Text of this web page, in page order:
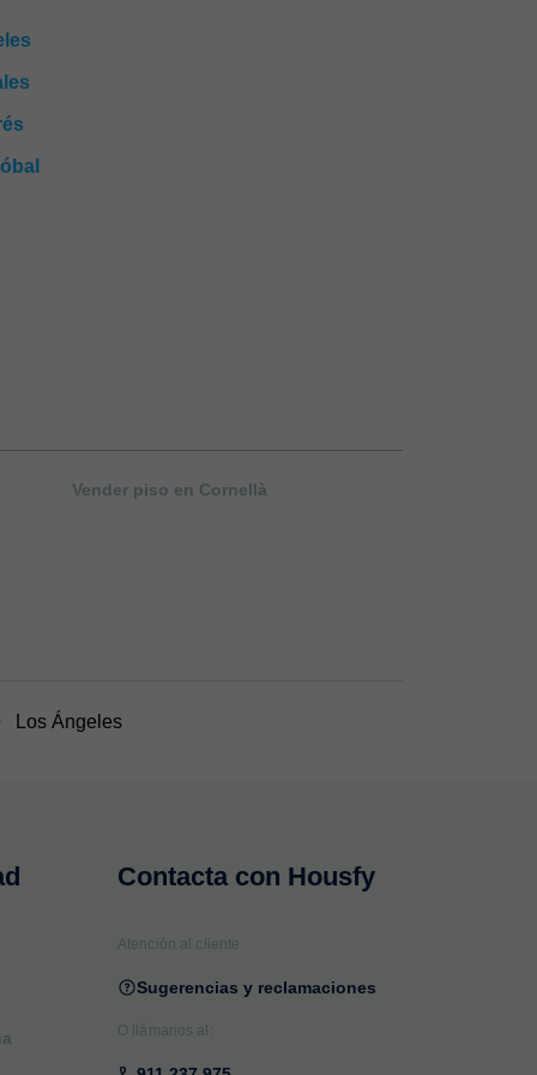
Vender piso en Cornellà
Los Ángeles
Contacta con Housfy
Atención al cliente
Sugerencias y reclamaciones
O llámanos al: